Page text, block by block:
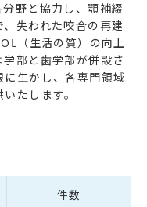
野と協力し、顎補綴
失われた咬合の再建
（生活の質）の向上
部と歯学部が併設さ
生かし、各専門領域
たします。
件数